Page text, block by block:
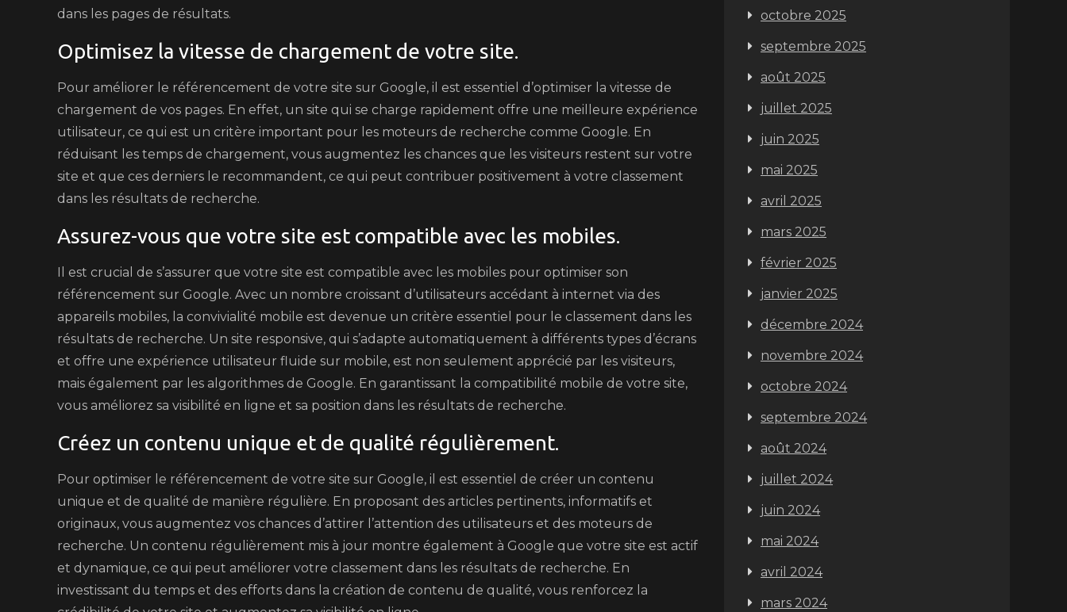
dans les pages de résultats.
Optimisez la vitesse de chargement de votre site.
Pour améliorer le référencement de votre site sur Google, il est essentiel d’optimiser la vitesse de
chargement de vos pages. En effet, un site qui se charge rapidement offre une meilleure expérience
utilisateur, ce qui est un critère important pour les moteurs de recherche comme Google. En
réduisant les temps de chargement, vous augmentez les chances que les visiteurs restent sur votre
site et que ces derniers le recommandent, ce qui peut contribuer positivement à votre classement
dans les résultats de recherche.
Assurez-vous que votre site est compatible avec les mobiles.
Il est crucial de s’assurer que votre site est compatible avec les mobiles pour optimiser son
référencement sur Google. Avec un nombre croissant d’utilisateurs accédant à internet via des
appareils mobiles, la convivialité mobile est devenue un critère essentiel pour le classement dans les
résultats de recherche. Un site responsive, qui s’adapte automatiquement à différents types d’écrans
et offre une expérience utilisateur fluide sur mobile, est non seulement apprécié par les visiteurs,
mais également par les algorithmes de Google. En garantissant la compatibilité mobile de votre site,
vous améliorez sa visibilité en ligne et sa position dans les résultats de recherche.
Créez un contenu unique et de qualité régulièrement.
Pour optimiser le référencement de votre site sur Google, il est essentiel de créer un contenu
unique et de qualité de manière régulière. En proposant des articles pertinents, informatifs et
originaux, vous augmentez vos chances d’attirer l’attention des utilisateurs et des moteurs de
recherche. Un contenu régulièrement mis à jour montre également à Google que votre site est actif
et dynamique, ce qui peut améliorer votre classement dans les résultats de recherche. En
investissant du temps et des efforts dans la création de contenu de qualité, vous renforcez la
octobre 2025
septembre 2025
août 2025
juillet 2025
juin 2025
mai 2025
avril 2025
mars 2025
février 2025
janvier 2025
décembre 2024
novembre 2024
octobre 2024
septembre 2024
août 2024
juillet 2024
juin 2024
mai 2024
avril 2024
mars 2024